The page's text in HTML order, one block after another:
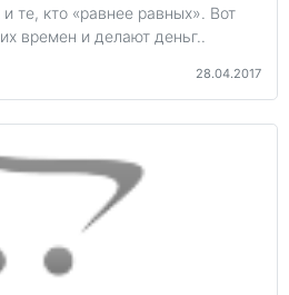
те, кто «равнее равных». Вот
времен и делают деньг..
28.04.2017